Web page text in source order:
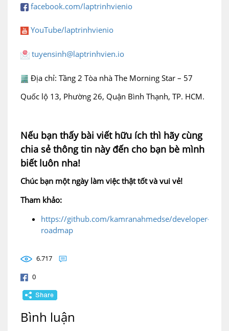
facebook.com/laptrinhvienio
YouTube/laptrinhvienio
tuyensinh@laptrinhvien.io
Địa chỉ: Tầng 2 Tòa nhà The Morning Star – 57
Quốc lộ 13, Phường 26, Quận Bình Thạnh, TP. HCM.
Nếu bạn thấy bài viết hữu ích thì hãy cùng
chia sẻ thông tin này đến cho bạn bè mình
biết luôn nha!
Chúc bạn một ngày làm việc thật tốt và vui vẻ!
Tham khảo:
https://github.com/kamranahmedse/developer-
roadmap
6.717
0
Bình luận